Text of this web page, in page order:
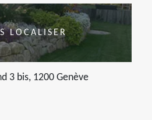
LOCALISER
3 bis, 1200 Genève